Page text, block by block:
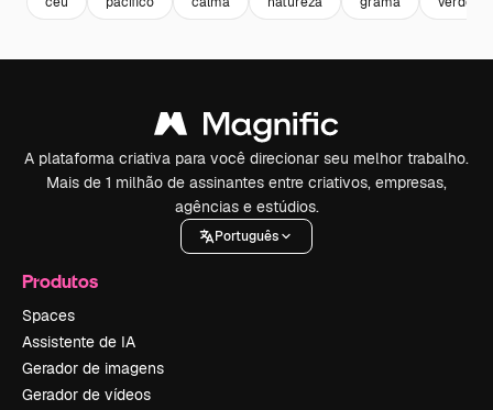
A plataforma criativa para você direcionar seu melhor trabalho.
Mais de 1 milhão de assinantes entre criativos, empresas,
agências e estúdios.
Português
Produtos
Spaces
Assistente de IA
Gerador de imagens
Gerador de vídeos